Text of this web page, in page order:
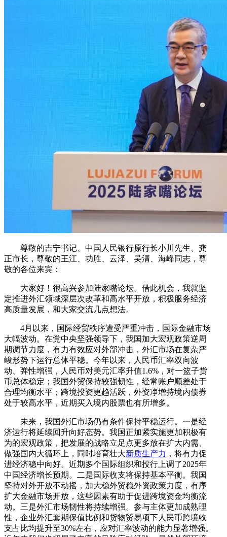
尊敬的吉宁书记、中国人民银行原行长小川先生、龚
正市长，尊敬的王江、功胜、云泽、吴清、海峰同志，尊
敬的各位来宾：
大家好！很高兴参加陆家嘴论坛。借此机会，我就坚
定推进外汇领域深层次改革和高水平开放，积极服务经济
高质量发展，和大家交流几点想法。
4月以来，国际经贸秩序遭受严重冲击，国际金融市场
大幅波动。在党中央坚强领导下，我国加大宏观政策逆周
期调节力度，有力有效应对外部冲击，外汇市场在复杂严
峻形势下运行总体平稳。今年以来，人民币汇率双向波
动、弹性增强，人民币对美元汇率升值1.6%，对一篮子货
币总体稳定；我国外贸保持较强韧性，经常账户顺差处于
合理均衡水平；跨境投资更趋活跃，外资净增持境内债券
处于较高水平，近期买入境内股票也有所增多。
未来，我国外汇市场仍有条件保持平稳运行。一是经
济运行将延续回升向好态势。我国正加紧实施更加积极有
为的宏观政策，把发展的战略立足点更多放在扩大内需、
做强国内大循环上，同时培育壮大新质生产力 ，将有力促
进经济稳中向好。近期多个国际组织和投行上调了2025年
中国经济增长预期。二是国际收支将保持基本平衡。我国
坚持对外开放不动摇，加大稳外贸稳外资政策力度，有序
扩大金融市场开放，这些因素有助于促进跨境资金均衡流
动。三是外汇市场韧性将持续增强。参与主体更加成熟理
性，企业外汇套期保值比例和货物贸易项下人民币跨境收
支占比均提升至30%左右，应对汇率波动的能力显著增强。